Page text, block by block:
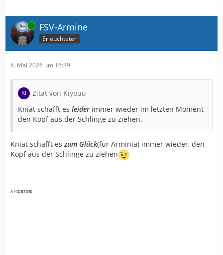
Online FSV-Armine
Erleuchteter
6. Mai 2026 um 16:39
Zitat von Kiyouu
Kniat schafft es leider immer wieder im letzten Moment
den Kopf aus der Schlinge zu ziehen.
Kniat schafft eszum Glück(für Arminia) immer wieder, den
Kopf aus der Schlinge zu ziehen